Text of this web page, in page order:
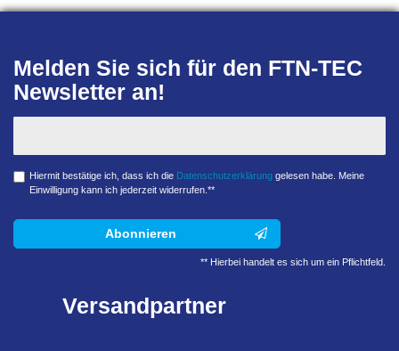
Melden Sie sich für den FTN-TEC
Newsletter an!
Hiermit bestätige ich, dass ich die Daten­schutz­erklärunggelesen habe. Meine
Einwilligung kann ich jederzeit widerrufen.**
Abonnieren
** Hierbei handelt es sich um ein Pflichtfeld.
Versandpartner